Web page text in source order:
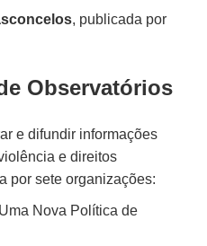
, publicada por
Observatórios
e difundir informações
e direitos
por sete organizações:
Nova Política de